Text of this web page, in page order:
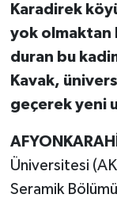
Karadirek
yok olmaktan
duran bu
Kavak,
geçerek yeni
Üniversitesi
Seramik